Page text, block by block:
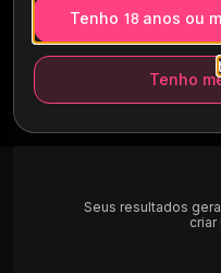
Tenho 18 anos ou
Tenho
Seus resultados
criar